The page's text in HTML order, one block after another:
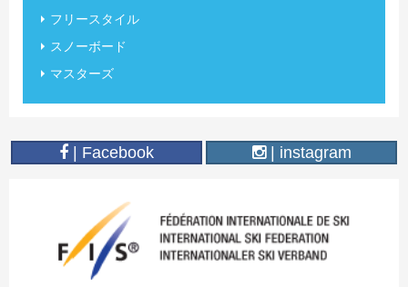
フリースタイル
スノーボード
マスターズ
| Facebook | instagram